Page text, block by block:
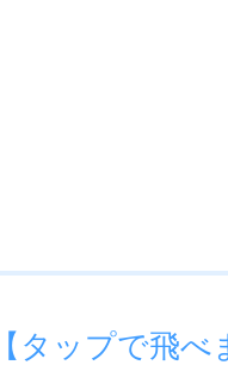
タップで飛べ